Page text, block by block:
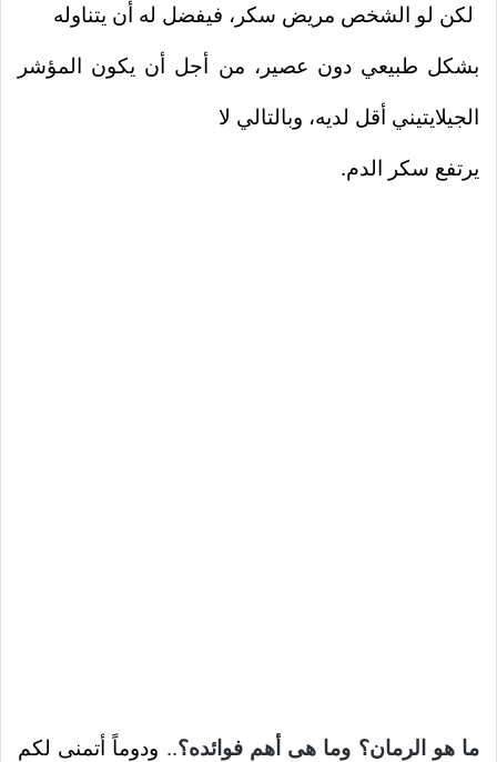
لكن لو الشخص مريض سكر، فيفضل له أن يتناوله
بشكل طبيعي دون عصير، من أجل أن يكون المؤشر
الجيلايتيني أقل لديه، وبالتالي لا
يرتفع سكر الدم.
ما هو الرمان؟ وما هى أهم فوائده؟.. ودوماً أتمنى لكم